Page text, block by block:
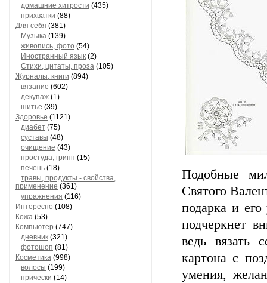
домашние хитрости (435)
прихватки (88)
Для себя (381)
Музыка (139)
живопись, фото (54)
Иностранный язык (2)
Стихи, цитаты, проза (105)
Журналы, книги (894)
вязание (602)
декупаж (1)
шитье (39)
Здоровье (1121)
диабет (75)
суставы (48)
очищение (43)
простуда, грипп (15)
печень (18)
травы, продукты - свойства,
применение (361)
упражнения (116)
Интересно (108)
Кожа (53)
Компьютер (747)
дневник (321)
фотошоп (81)
Косметика (998)
волосы (199)
прически (14)
Подобные
Святого
подарка и
подчеркнет
ведь вязать
картона с
умения,